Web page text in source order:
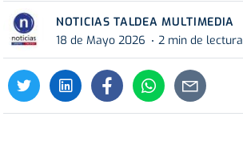
NOTICIAS TALDEA MULTIMEDIA
18 de Mayo 2026
2 min de lectura